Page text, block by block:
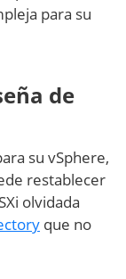
para su
de
su vSphere,
restablecer
olvidada
que no